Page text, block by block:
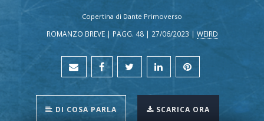
Copertina di Dante Primoverso
ROMANZO BREVE | PAGG. 48 | 27/06/2023 | WEIRD
DI COSA PARLA SCARICA ORA